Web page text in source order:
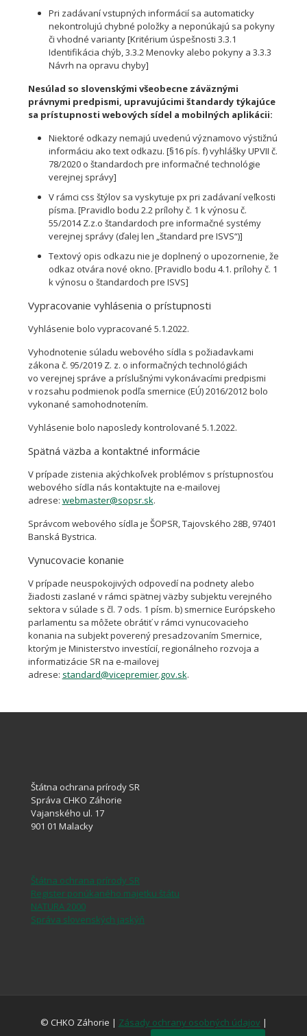
Pri zadávaní vstupných informácií sa automaticky
nekontrolujú chybné položky a neponúkajú sa pokyny
či vhodné varianty [Kritérium úspešnosti 3.3.1
Identifikácia chýb, 3.3.2 Menovky alebo pokyny a 3.3.3
Návrh na opravu chyby]
Nesúlad so slovenskými všeobecne záväznými
právnymi predpismi, upravujúcimi štandardy týkajúce
sa prístupnosti webových sídel a mobilných aplikácii:
Niektoré odkazy nemajú uvedenú významovo výstižnú
informáciu ako text odkazu. [§16 pís. f) vyhlášky UPVII č.
78/2020 o štandardoch pre informačné technológie
verejnej správy]
V rámci css štýlov sa vyskytuje px pri zadávaní veľkosti
písma. [Pravidlo bodu 2.2 prílohy č. 1 k výnosu č.
55/2014 Z.z.o štandardoch pre informačné systémy
verejnej správy (ďalej len „štandard pre ISVS“)]
Textový opis odkazu nie je doplnený o upozornenie, že
odkaz otvára nové okno. [Pravidlo bodu 4.1. prílohy č. 1
k výnosu o štandardoch pre ISVS]
Vypracovanie vyhlásenia o prístupnosti
Vyhlásenie bolo vypracované 5.1.2022.
Vyhodnotenie súladu webového sídla s požiadavkami
zákona č. 95/2019 Z. z. o informačných technológiách
vo verejnej správe a príslušnými vykonávacími predpismi
v rozsahu podmienok podľa smernice (EÚ) 2016/2012 bolo
vykonané samohodnotením.
Vyhlásenie bolo naposledy kontrolované 5.1.2022.
Spätná väzba a kontaktné informácie
V prípade zistenia akýchkoľvek problémov s prístupnosťou
webového sídla nás kontaktujte na e-mailovej
adrese: webmaster@sopsr.sk.
Správcom webového sídla je ŠOPSR, Tajovského 28B, 97401
Banská Bystrica.
Vynucovacie konanie
V prípade neuspokojivých odpovedí na podnety alebo
žiadosti zaslané v rámci spätnej väzby subjektu verejného
sektora v súlade s čl. 7 ods. 1 písm. b) smernice Európskeho
parlamentu sa môžete obrátiť v rámci vynucovacieho
konania na subjekt poverený presadzovaním Smernice,
ktorým je Ministerstvo investícií, regionálneho rozvoja a
informatizácie SR na e-mailovej
adrese: standard@vicepremier.gov.sk.
Štátna ochrana prírody SR
Správa CHKO Záhorie
Vajanského ul. 17
901 01 Malacky
Štátna ochrana prírody SR
Register ponúkaného majetku štátu
NATURA 2000
Správa slovenských jaskýň
© CHKO Záhorie | Zásady ochrany osobných údajov |